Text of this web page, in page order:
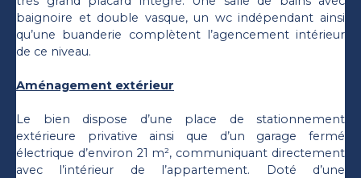
baignoire et double vasque, un wc indépendant ainsi
qu’une buanderie complètent l’agencement intérieur
de ce niveau.
Aménagement extérieur
Le bien dispose d’une place de stationnement
extérieure privative ainsi que d’un garage fermé
électrique d’environ 21 m², communiquant directement
avec l’intérieur de l’appartement. Doté d’une